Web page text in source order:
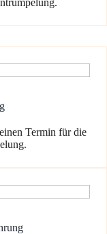
Termin für die